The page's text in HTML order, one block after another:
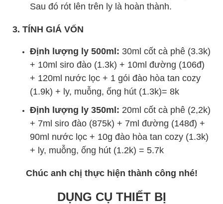
Sau đó rót lên trên ly là hoàn thành.
3. TÍNH GIÁ VỐN
Định lượng ly 500ml: 30ml cốt cà phê (3.3k)
+ 10ml siro đào (1.3k) + 10ml đường (106đ)
+ 120ml nước lọc + 1 gói đào hòa tan cozy
(1.9k) + ly, muỗng, ống hút (1.3k)= 8k
Định lượng ly 350ml: 20ml cốt cà phê (2,2k)
+ 7ml siro đào (875k) + 7ml đường (148đ) +
90ml nước lọc + 10g đào hòa tan cozy (1.3k)
+ ly, muỗng, ống hút (1.2k) = 5.7k
Chúc anh chị thực hiện thành công nhé!
DỤNG CỤ THIẾT BỊ